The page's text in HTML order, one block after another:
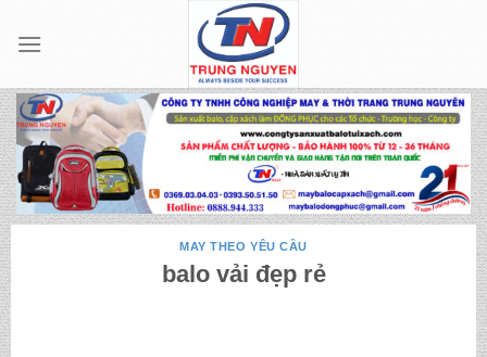
MAY THEO YÊU CẦU
balo vải đẹp rẻ